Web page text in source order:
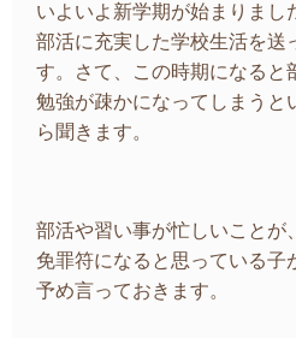
いよいよ新学期が始まりまし
部活に充実した学校生活を送
す。さて、この時期になると
勉強が疎かになってしまうと
ら聞きます。
部活や習い事が忙しいことが
免罪符になると思っている子
予め言っておきます。